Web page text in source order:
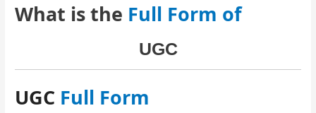
What is the Full Form of
UGC
UGC Full Form